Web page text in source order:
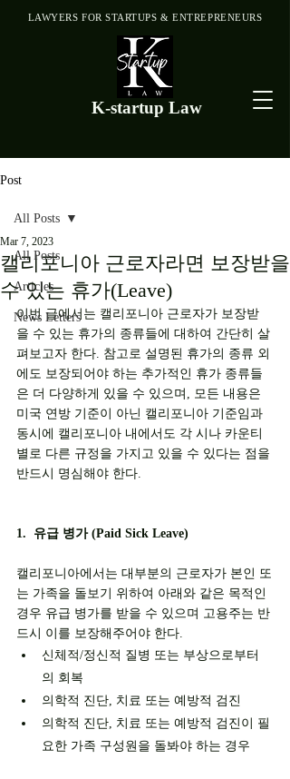
K-startup Law
LAWYERS FOR STARTUPS & ENTREPRENEURS
Post
All Posts
Articles
News Letters
All Posts
캘리포니아 근로자라면 보장받을
수 있는 휴가(Leave)
Mar 7, 2023
이번 글에서는 캘리포니아 근로자가 보장받
을 수 있는 휴가의 종류들에 대하여 간단히 살
펴보고자 한다. 참고로 설명된 휴가의 종류 외
에도 보장되어야 하는 추가적인 휴가 종류들
은 더 다양하게 있을 수 있으며, 모든 내용은
미국 연방 기준이 아닌 캘리포니아 기준임과
동시에 캘리포니아 내에서도 각 시나 카운티
별로 다른 규정을 가지고 있을 수 있다는 점을
반드시 명심해야 한다.
1.  유급 병가 (Paid Sick Leave)
캘리포니아에서는 대부분의 근로자가 본인 또
는 가족을 돌보기 위하여 아래와 같은 목적인
경우 유급 병가를 받을 수 있으며 고용주는 반
드시 이를 보장해주어야 한다.
신체적/정신적 질병 또는 부상으로부터
의 회복
의학적 진단, 치료 또는 예방적 검진
의학적 진단, 치료 또는 예방적 검진이 필
요한 가족 구성원을 돌봐야 하는 경우